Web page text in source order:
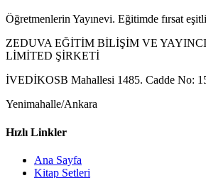
Öğretmenlerin Yayınevi. Eğitimde fırsat
ZEDUVA EĞİTİM BİLİŞİM VE
LİMİTED ŞİRKETİ
İVEDİKOSB Mahallesi 1485. Cadde No:
Yenimahalle/Ankara
Hızlı Linkler
Ana Sayfa
Kitap Setleri